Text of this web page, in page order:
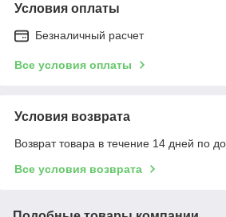
Условия оплаты
Безналичный расчет
Все условия оплаты
Условия возврата
Возврат товара в течение 14 дней по
Все условия возврата